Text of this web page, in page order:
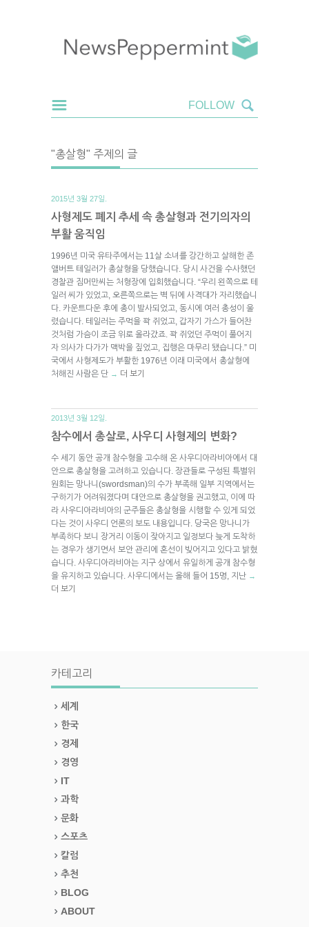
"총살형" 주제의 글
2015년 3월 27일.
사형제도 폐지 추세 속 총살형과 전기의자의
부활 움직임
1996년 미국 유타주에서는 11살 소녀를 강간하고 살해한 존
앨버트 테일러가 총살형을 당했습니다. 당시 사건을 수사했던
경찰관 짐머만씨는 처형장에 입회했습니다. “우리 왼쪽으로 테
일러 씨가 있었고, 오른쪽으로는 벽 뒤에 사격대가 자리했습니
다. 카운트다운 후에 총이 발사되었고, 동시에 여러 총성이 울
렸습니다. 테일러는 주먹을 꽉 쥐었고, 갑자기 가스가 들어찬
것처럼 가슴이 조금 위로 올라갔죠. 꽉 쥐었던 주먹이 풀어지
자 의사가 다가가 맥박을 짚었고, 집행은 마무리 됐습니다.” 미
국에서 사형제도가 부활한 1976년 이래 미국에서 총살형에
처해진 사람은 단 → 더 보기
2013년 3월 12일.
참수에서 총살로, 사우디 사형제의 변화?
수 세기 동안 공개 참수형을 고수해 온 사우디아라비아에서 대
안으로 총살형을 고려하고 있습니다. 장관들로 구성된 특별위
원회는 망나니(swordsman)의 수가 부족해 일부 지역에서는
구하기가 어려워졌다며 대안으로 총살형을 권고했고, 이에 따
라 사우디아라비아의 군주들은 총살형을 시행할 수 있게 되었
다는 것이 사우디 언론의 보도 내용입니다. 당국은 망나니가
부족하다 보니 장거리 이동이 잦아지고 일정보다 늦게 도착하
는 경우가 생기면서 보안 관리에 혼선이 빚어지고 있다고 밝혔
습니다. 사우디아라비아는 지구 상에서 유일하게 공개 참수형
을 유지하고 있습니다. 사우디에서는 올해 들어 15명, 지난 →
더 보기
카테고리
세계
한국
경제
경영
IT
과학
문화
스포츠
칼럼
추천
BLOG
ABOUT